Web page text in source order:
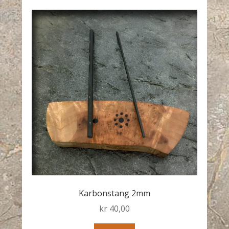
Karbonstang 2mm
kr 40,00